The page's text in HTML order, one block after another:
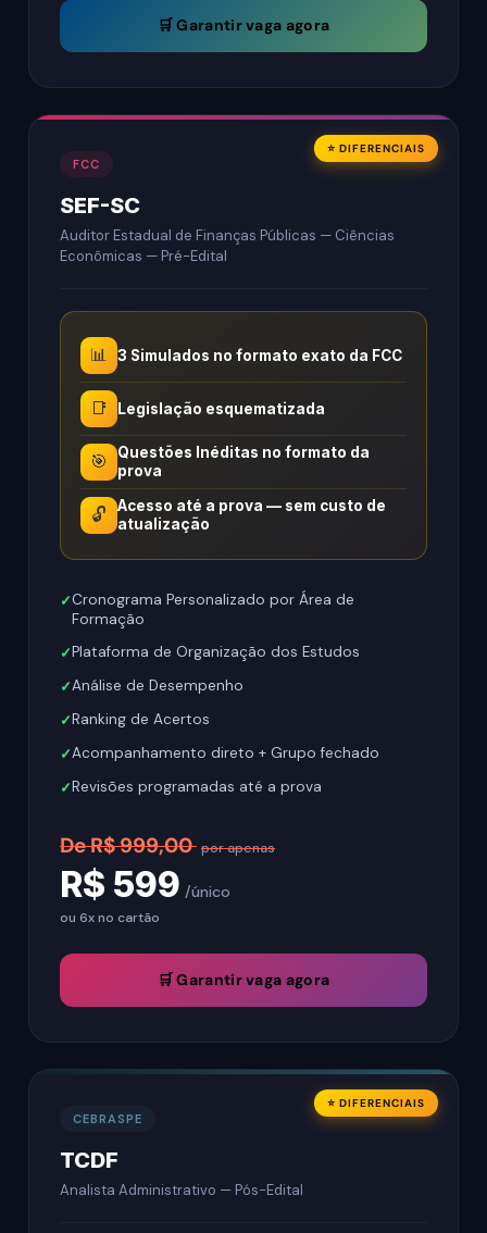
🛒 Garantir vaga agora
⭐ DIFERENCIAIS
FCC
SEF-SC
Auditor Estadual de Finanças Públicas — Ciências
Econômicas — Pré-Edital
📊 3 Simulados no formato exato da FCC
📑 Legislação esquematizada
🎯
Questões Inéditas no formato da
prova
🔓
Acesso até a prova — sem custo de
atualização
Cronograma Personalizado por Área de
Formação
Plataforma de Organização dos Estudos
Análise de Desempenho
Ranking de Acertos
Acompanhamento direto + Grupo fechado
Revisões programadas até a prova
De R$ 999,00 por apenas
R$ 599 /único
ou 6x no cartão
🛒 Garantir vaga agora
⭐ DIFERENCIAIS
CEBRASPE
TCDF
Analista Administrativo — Pós-Edital